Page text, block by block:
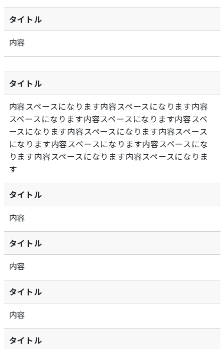
タイトル
内容
タイトル
内容スペースになります内容スペースになります内容
スペースになります内容スペースになります内容スペ
ースになります内容スペースになります内容スペース
になります内容スペースになります内容スペースにな
ります内容スペースになります内容スペースになりま
す
タイトル
内容
タイトル
内容
タイトル
内容
タイトル